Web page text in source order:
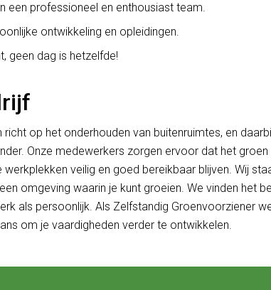
een professioneel en enthousiast team.
ontwikkeling en opleidingen.
geen dag is hetzelfde!
richt op het onderhouden van buitenruimtes, en
Onze medewerkers zorgen ervoor dat het
veilig en goed bereikbaar blijven. Wij
omgeving waarin je kunt groeien. We vinden het
als persoonlijk. Als Zelfstandig Groenvoorziener
om je vaardigheden verder te ontwikkelen.